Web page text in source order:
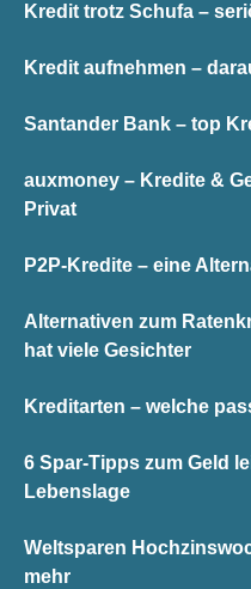
Kredit trotz Schufa –
Kredit aufnehmen –
Santander Bank – top
auxmoney – Kredite &
Privat
P2P-Kredite – eine
Alternativen zum
hat viele Gesichter
Kreditarten – welche
6 Spar-Tipps zum Geld
Lebenslage
Weltsparen
mehr